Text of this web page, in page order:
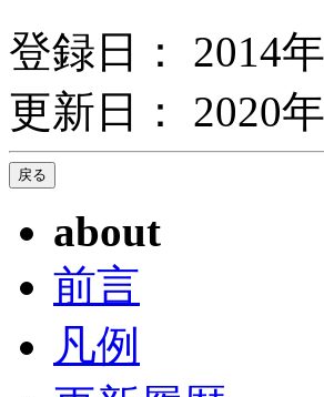
登録日： 2014
更新日： 2020
about
前言
凡例